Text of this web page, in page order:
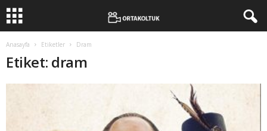
Anasayfa Etiketler Dram
Etiket: dram